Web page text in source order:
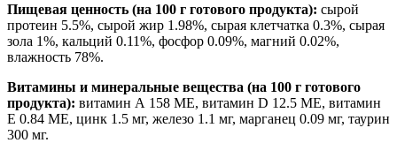
Пищевая ценность (на 100 г готового продукта): сырой
протеин 5.5%, сырой жир 1.98%, сырая клетчатка 0.3%, сырая
зола 1%, кальций 0.11%, фосфор 0.09%, магний 0.02%,
влажность 78%.
Витамины и минеральные вещества (на 100 г готового
продукта): витамин А 158 МЕ, витамин D 12.5 МЕ, витамин
Е 0.84 МЕ, цинк 1.5 мг, железо 1.1 мг, марганец 0.09 мг, таурин
300 мг.